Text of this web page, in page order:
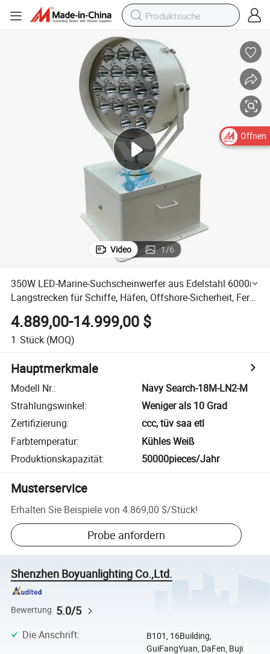
Video 1/6
350W LED-Marine-Suchscheinwerfer aus Edelstahl 6000m
Langstrecken für Schiffe, Häfen, Offshore-Sicherheit, Fern-
4.889,00-14.999,00 $
1 Stück (MOQ)
Hauptmerkmale
Modell Nr.:
Navy Search-18M-LN2-M
Strahlungswinkel:
Weniger als 10 Grad
Zertifizierung:
ccc, tüv saa etl
Farbtemperatur:
Kühles Weiß
Produktionskapazität: 50000pieces/Jahr
Musterservice
Erhalten Sie Beispiele von 4.869,00 $/Stück!
Probe anfordern
Shenzhen Boyuanlighting Co.,Ltd.
Bewertung 5.0/5
Die Anschrift:
B101, 16Building,
GuiFangYuan, DaFen, Buji
Öffnen